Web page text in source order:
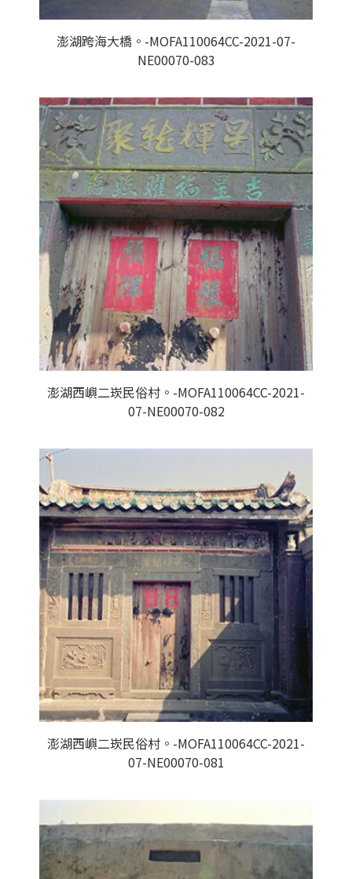
澎湖跨海大橋。-MOFA110064CC-2021-07-
NE00070-083
澎湖西嶼二崁民俗村。-MOFA110064CC-2021-
07-NE00070-082
澎湖西嶼二崁民俗村。-MOFA110064CC-2021-
07-NE00070-081